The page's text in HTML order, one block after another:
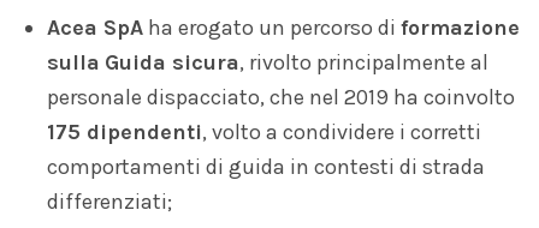
Acea SpA ha erogato un percorso di formazione
sulla Guida sicura, rivolto principalmente al
personale dispacciato, che nel 2019 ha coinvolto
175 dipendenti, volto a condividere i corretti
comportamenti di guida in contesti di strada
differenziati;